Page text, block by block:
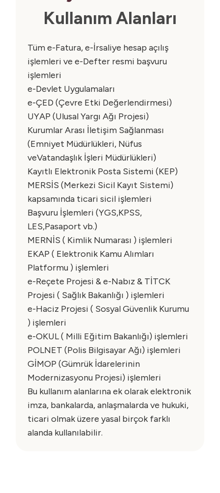
Kullanım Alanları
Tüm e-Fatura, e-İrsaliye hesap açılış
işlemleri ve e-Defter resmi başvuru
işlemleri
e-Devlet Uygulamaları
e-ÇED (Çevre Etki Değerlendirmesi)
UYAP (Ulusal Yargı Ağı Projesi)
Kurumlar Arası İletişim Sağlanması
(Emniyet Müdürlükleri, Nüfus
veVatandaşlık İşleri Müdürlükleri)
Kayıtlı Elektronik Posta Sistemi (KEP)
MERSİS (Merkezi Sicil Kayıt Sistemi)
kapsamında ticari sicil işlemleri
Başvuru İşlemleri (YGS,KPSS,
LES,Pasaport vb.)
MERNİS ( Kimlik Numarası ) işlemleri
EKAP ( Elektronik Kamu Alımları
Platformu ) işlemleri
e-Reçete Projesi & e-Nabız & TİTCK
Projesi ( Sağlık Bakanlığı ) işlemleri
e-Haciz Projesi ( Sosyal Güvenlik Kurumu
) işlemleri
e-OKUL ( Milli Eğitim Bakanlığı) işlemleri
POLNET (Polis Bilgisayar Ağı) işlemleri
GİMOP (Gümrük İdarelerinin
Modernizasyonu Projesi) işlemleri
Bu kullanım alanlarına ek olarak elektronik
imza, bankalarda, anlaşmalarda ve hukuki,
ticari olmak üzere yasal birçok farklı
alanda kullanılabilir.